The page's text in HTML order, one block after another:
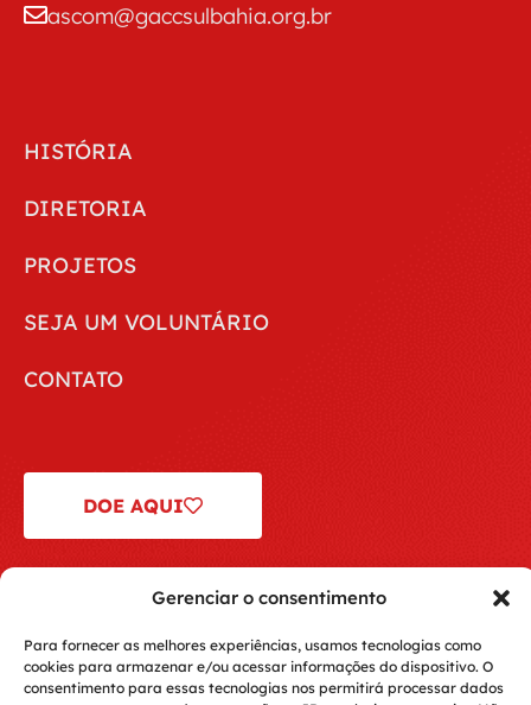
Gerenciar o consentimento
Para fornecer as melhores experiências, usamos tecnologias como
cookies para armazenar e/ou acessar informações do dispositivo. O
consentimento para essas tecnologias nos permitirá processar dados
HISTÓRIA
DIRETORIA
PROJETOS
SEJA UM VOLUNTÁRIO
CONTATO
DOE AQUI
ascom@gaccsulbahia.org.br